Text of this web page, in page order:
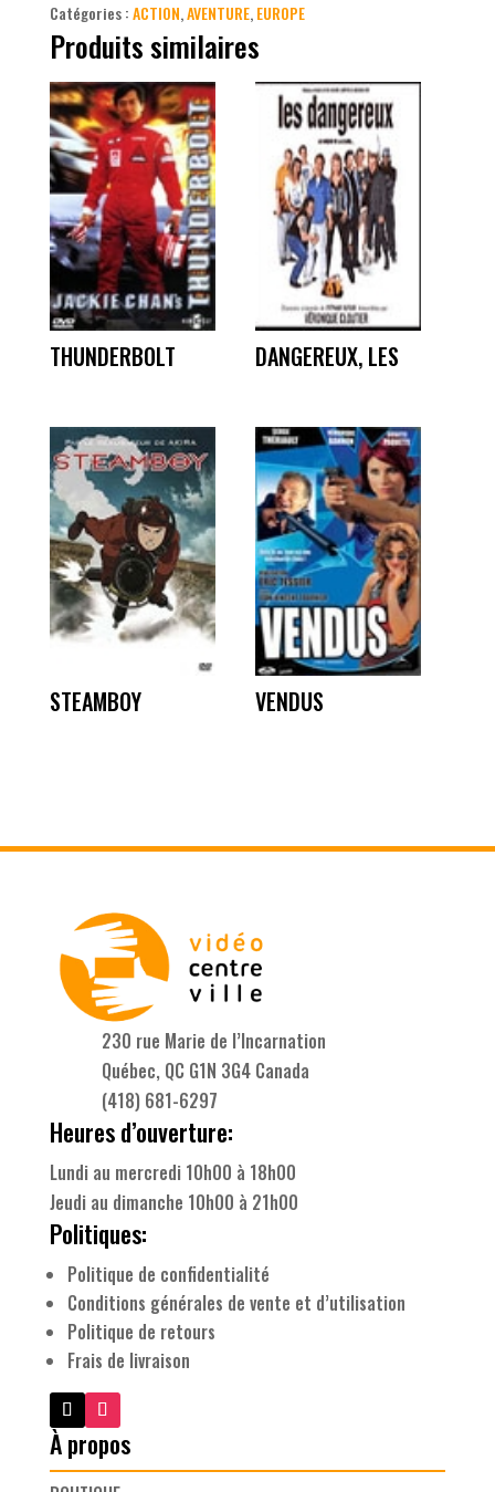
Catégories :ACTION,AVENTURE,EUROPE
Produits similaires
THUNDERBOLT DANGEREUX, LES
STEAMBOY VENDUS
230 rue Marie de l’Incarnation
Québec, QC G1N 3G4 Canada
(418) 681-6297
Heures d’ouverture:
Lundi au mercredi 10h00 à 18h00
Jeudi au dimanche 10h00 à 21h00
Politiques:
Politique de confidentialité
Conditions générales de vente et d’utilisation
Politique de retours
Frais de livraison
À propos